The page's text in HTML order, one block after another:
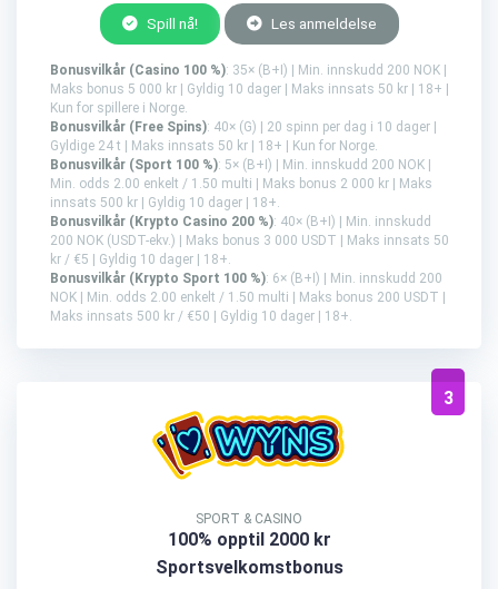
Spill nå! Les anmeldelse
Bonusvilkår (Casino 100 %): 35× (B+I) | Min. innskudd 200 NOK |
Maks bonus 5 000 kr | Gyldig 10 dager | Maks innsats 50 kr | 18+ |
Kun for spillere i Norge.
Bonusvilkår (Free Spins): 40× (G) | 20 spinn per dag i 10 dager |
Gyldige 24 t | Maks innsats 50 kr | 18+ | Kun for Norge.
Bonusvilkår (Sport 100 %): 5× (B+I) | Min. innskudd 200 NOK |
Min. odds 2.00 enkelt / 1.50 multi | Maks bonus 2 000 kr | Maks
innsats 500 kr | Gyldig 10 dager | 18+.
Bonusvilkår (Krypto Casino 200 %): 40× (B+I) | Min. innskudd
200 NOK (USDT-ekv.) | Maks bonus 3 000 USDT | Maks innsats 50
kr / €5 | Gyldig 10 dager | 18+.
Bonusvilkår (Krypto Sport 100 %): 6× (B+I) | Min. innskudd 200
NOK | Min. odds 2.00 enkelt / 1.50 multi | Maks bonus 200 USDT |
Maks innsats 500 kr / €50 | Gyldig 10 dager | 18+.
3
SPORT & CASINO
100% opptil 2000 kr
Sportsvelkomstbonus